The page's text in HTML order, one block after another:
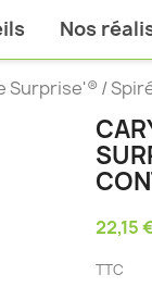
fruitiers
et arbustes
Colonnaires
Nos
/
22,15
TTC